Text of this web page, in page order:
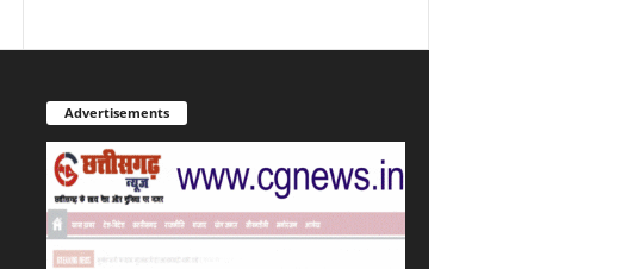
Advertisements